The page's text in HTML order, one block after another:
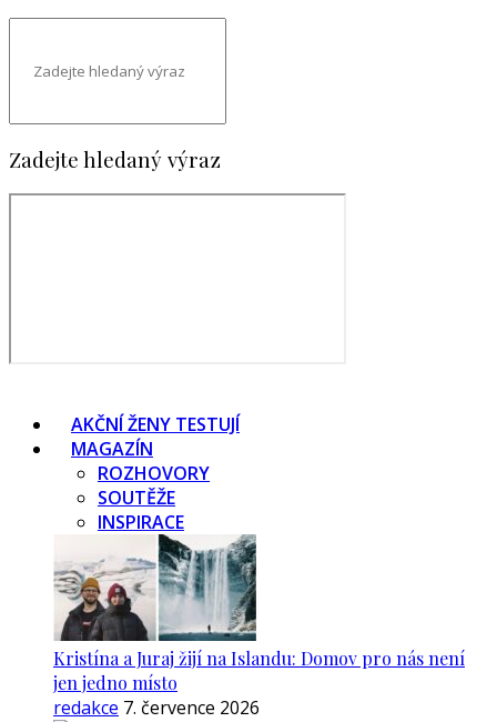
Zadejte hledaný výraz
AKČNÍ ŽENY TESTUJÍ
MAGAZÍN
ROZHOVORY
SOUTĚŽE
INSPIRACE
Kristína a Juraj žijí na Islandu: Domov pro nás není
jen jedno místo
redakce 7. července 2026